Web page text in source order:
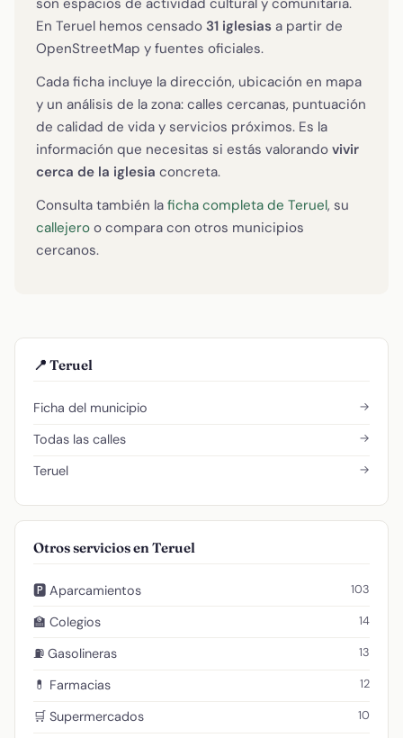
son espacios de actividad cultural y comunitaria.
En Teruel hemos censado 31 iglesias a partir de
OpenStreetMap y fuentes oficiales.
Cada ficha incluye la dirección, ubicación en mapa
y un análisis de la zona: calles cercanas, puntuación
de calidad de vida y servicios próximos. Es la
información que necesitas si estás valorando vivir
cerca de la iglesia concreta.
Consulta también la ficha completa de Teruel, su
callejero o compara con otros municipios
cercanos.
📍 Teruel
Ficha del municipio →
Todas las calles →
Teruel →
Otros servicios en Teruel
🅿️ Aparcamientos 103
🏫 Colegios 14
⛽ Gasolineras 13
💊 Farmacias 12
🛒 Supermercados 10